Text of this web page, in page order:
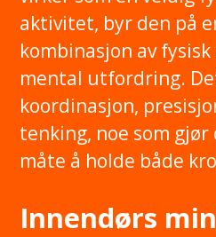
aktivitet, byr den på
kombinasjon av
mental utfordring.
koordinasjon,
tenking, noe som
måte å holde både
Innendørs